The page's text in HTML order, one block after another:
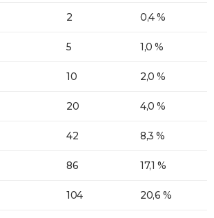
2 0,4 %
5 1,0 %
10 2,0 %
20 4,0 %
42 8,3 %
86 17,1 %
104 20,6 %